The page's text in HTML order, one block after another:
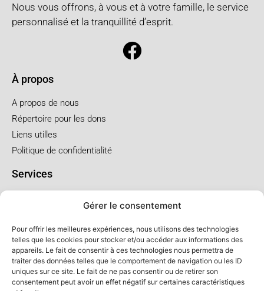
Gérer le consentement
Pour offrir les meilleures expériences, nous utilisons des technologies
telles que les cookies pour stocker et/ou accéder aux informations des
appareils. Le fait de consentir à ces technologies nous permettra de
traiter des données telles que le comportement de navigation ou les ID
uniques sur ce site. Le fait de ne pas consentir ou de retirer son
consentement peut avoir un effet négatif sur certaines caractéristiques
Nous vous offrons, à vous et à votre famille, le service
personnalisé et la tranquillité d’esprit.
À propos
A propos de nous
Répertoire pour les dons
Liens utilles
Politique de confidentialité
Services
Funérailles au salon
Forfaits et prix
Forfait crémation